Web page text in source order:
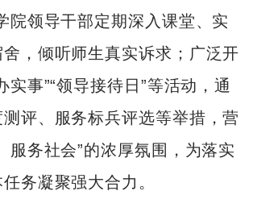
院领导干部定期深入课堂、实
，倾听师生真实诉求；广泛开
实事”“领导接待日”等活动，通
评、服务标兵评选等举措，营
服务社会”的浓厚氛围，为落实
务凝聚强大合力。